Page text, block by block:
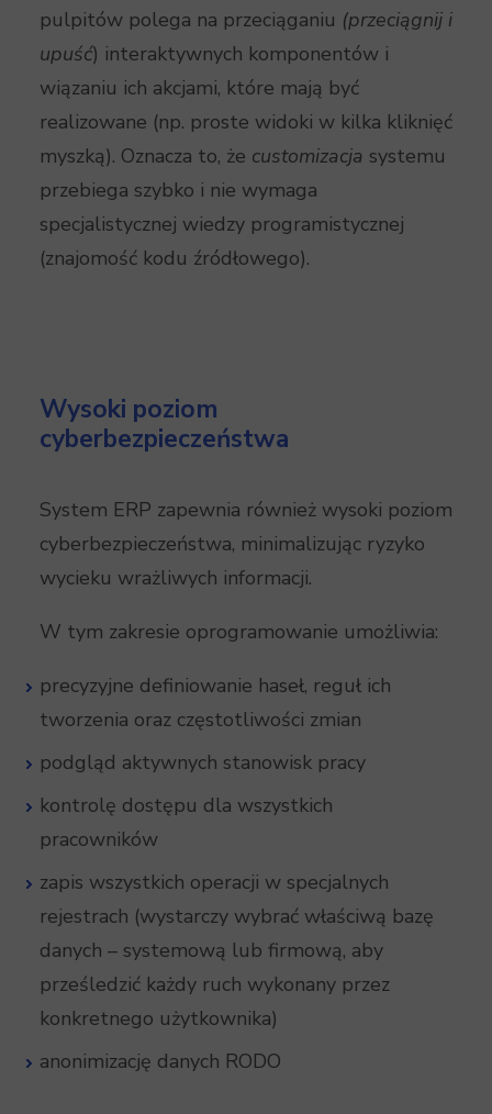
pulpitów polega na przeciąganiu (przeciągnij i
upuść) interaktywnych komponentów i
wiązaniu ich akcjami, które mają być
realizowane (np. proste widoki w kilka kliknięć
myszką). Oznacza to, że customizacja systemu
przebiega szybko i nie wymaga
specjalistycznej wiedzy programistycznej
(znajomość kodu źródłowego).
Wysoki poziom
cyberbezpieczeństwa
System ERP zapewnia również wysoki poziom
cyberbezpieczeństwa, minimalizując ryzyko
wycieku wrażliwych informacji.
W tym zakresie oprogramowanie umożliwia:
precyzyjne definiowanie haseł, reguł ich
tworzenia oraz częstotliwości zmian
podgląd aktywnych stanowisk pracy
kontrolę dostępu dla wszystkich
pracowników
zapis wszystkich operacji w specjalnych
rejestrach (wystarczy wybrać właściwą bazę
danych – systemową lub firmową, aby
prześledzić każdy ruch wykonany przez
konkretnego użytkownika)
anonimizację danych RODO